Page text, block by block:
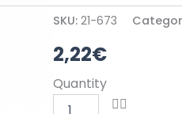
SKU: 21-673
2,22€
Quantity
FILTRO
AIRE